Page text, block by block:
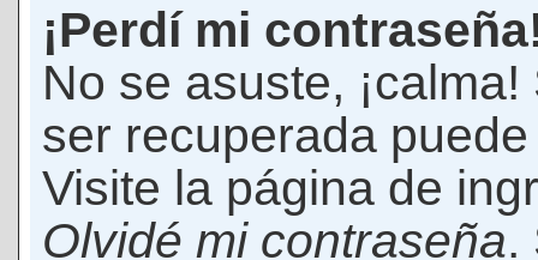
¡Perdí mi
No se asuste,
ser recuperada
Visite la página de
Olvidé mi contraseña.